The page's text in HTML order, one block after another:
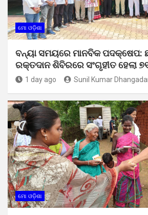
ମୋ ଓଡ଼ିଶା
ବନ୍ୟା ସମୟରେ ମାନବିକ ପଦକ୍ଷେପ:
ରକ୍ତଦାନ ଶିବିରରେ ସଂଗୃହୀତ ହେଲା
1 day ago Sunil Kumar
ମୋ ଓଡ଼ିଶା